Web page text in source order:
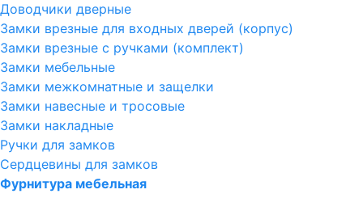
Доводчики дверные
Замки врезные для входных дверей (корпус)
Замки врезные с ручками (комплект)
Замки мебельные
Замки межкомнатные и защелки
Замки навесные и тросовые
Замки накладные
Ручки для замков
Сердцевины для замков
Фурнитура мебельная